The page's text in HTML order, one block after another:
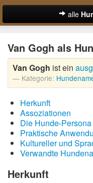
alle
Hundenamen für
Hundenamen für
Beliebteste
Coole
Englische
Lustige
Van Gogh als
Van Gogh ist ein
Kategorie:
Herkunft
Assoziationen
Die Hunde-Persona
Praktische
Kultureller und
Verwandte
Herkunft